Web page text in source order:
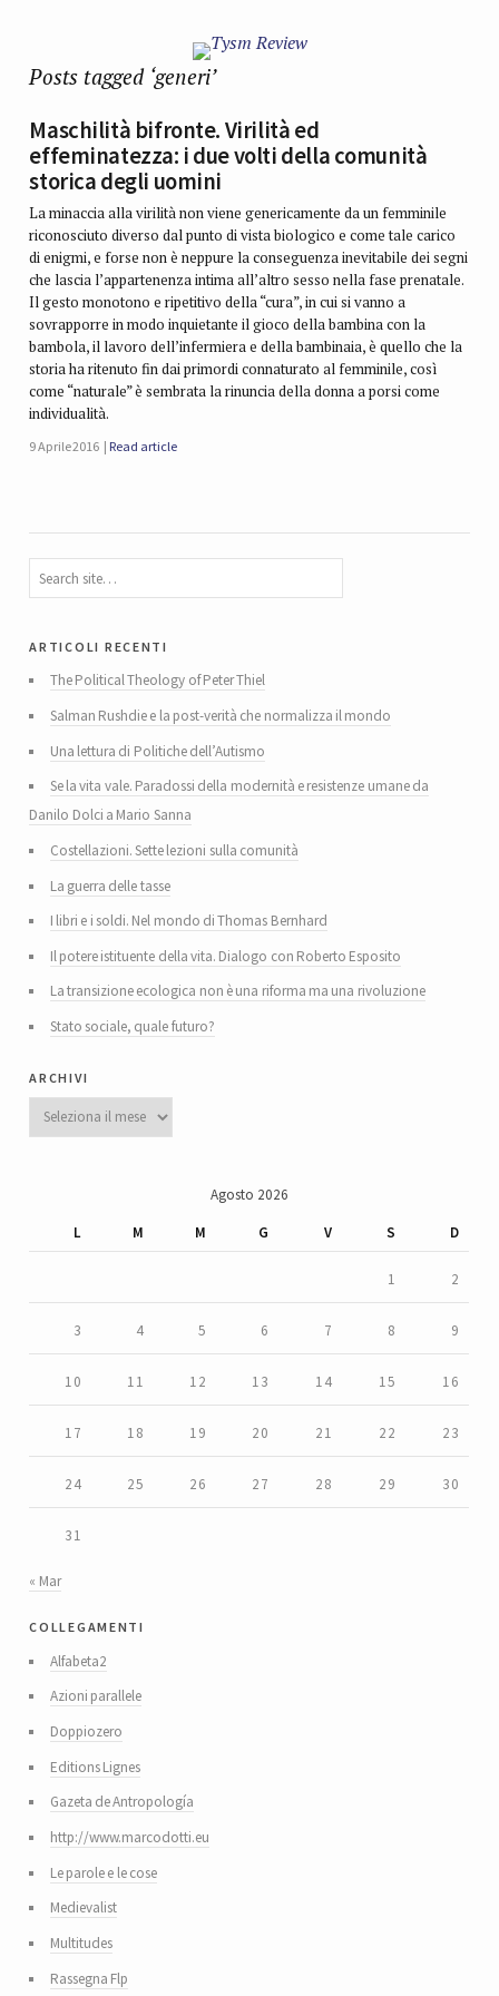
Posts tagged ‘generi’
Maschilità bifronte. Virilità ed
effeminatezza: i due volti della comunità
storica degli uomini
La minaccia alla virilità non viene genericamente da un femminile
riconosciuto diverso dal punto di vista biologico e come tale carico
di enigmi, e forse non è neppure la conseguenza inevitabile dei segni
che lascia l’appartenenza intima all’altro sesso nella fase prenatale.
Il gesto monotono e ripetitivo della “cura”, in cui si vanno a
sovrapporre in modo inquietante il gioco della bambina con la
bambola, il lavoro dell’infermiera e della bambinaia, è quello che la
storia ha ritenuto fin dai primordi connaturato al femminile, così
come “naturale” è sembrata la rinuncia della donna a porsi come
individualità.
9 Aprile 2016 Read article
articoli recenti
The Political Theology of Peter Thiel
Salman Rushdie e la post-verità che normalizza il mondo
Una lettura di Politiche dell’Autismo
Se la vita vale. Paradossi della modernità e resistenze umane da
Danilo Dolci a Mario Sanna
Costellazioni. Sette lezioni sulla comunità
La guerra delle tasse
I libri e i soldi. Nel mondo di Thomas Bernhard
Il potere istituente della vita. Dialogo con Roberto Esposito
La transizione ecologica non è una riforma ma una rivoluzione
Stato sociale, quale futuro?
archivi
Archivi
Agosto 2026
L
M M G V S D
1 2
3 4 5 6 7 8 9
10 11 12 13 14 15 16
17 18 19 20 21 22 23
24 25 26 27 28 29 30
31
« Mar
collegamenti
Alfabeta2
Azioni parallele
Doppiozero
Editions Lignes
Gazeta de Antropología
http://www.marcodotti.eu
Le parole e le cose
Medievalist
Multitudes
Rassegna Flp